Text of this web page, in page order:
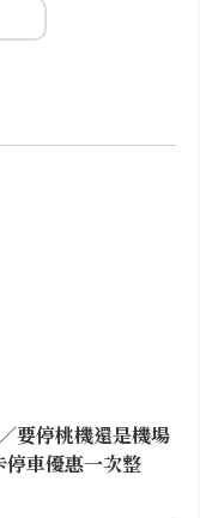
要停桃機還是機場
車優惠一次整